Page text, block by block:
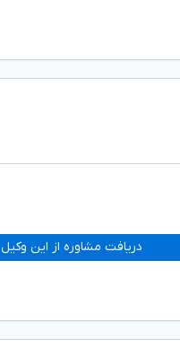
دریافت مشاوره از این وکیل